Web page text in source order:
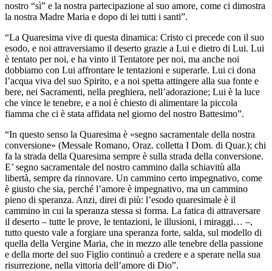
nostro “sì” e la nostra partecipazione al suo amore, come ci dimostra
la nostra Madre Maria e dopo di lei tutti i santi”.
“La Quaresima vive di questa dinamica: Cristo ci precede con il suo
esodo, e noi attraversiamo il deserto grazie a Lui e dietro di Lui. Lui
è tentato per noi, e ha vinto il Tentatore per noi, ma anche noi
dobbiamo con Lui affrontare le tentazioni e superarle. Lui ci dona
l’acqua viva del suo Spirito, e a noi spetta attingere alla sua fonte e
bere, nei Sacramenti, nella preghiera, nell’adorazione; Lui è la luce
che vince le tenebre, e a noi è chiesto di alimentare la piccola
fiamma che ci è stata affidata nel giorno del nostro Battesimo”.
“In questo senso la Quaresima è «segno sacramentale della nostra
conversione» (Messale Romano, Oraz. colletta I Dom. di Quar.); chi
fa la strada della Quaresima sempre è sulla strada della conversione.
E’ segno sacramentale del nostro cammino dalla schiavitù alla
libertà, sempre da rinnovare. Un cammino certo impegnativo, come
è giusto che sia, perché l’amore è impegnativo, ma un cammino
pieno di speranza. Anzi, direi di più: l’esodo quaresimale è il
cammino in cui la speranza stessa si forma. La fatica di attraversare
il deserto – tutte le prove, le tentazioni, le illusioni, i miraggi… –,
tutto questo vale a forgiare una speranza forte, salda, sul modello di
quella della Vergine Maria, che in mezzo alle tenebre della passione
e della morte del suo Figlio continuò a credere e a sperare nella sua
risurrezione, nella vittoria dell’amore di Dio”.